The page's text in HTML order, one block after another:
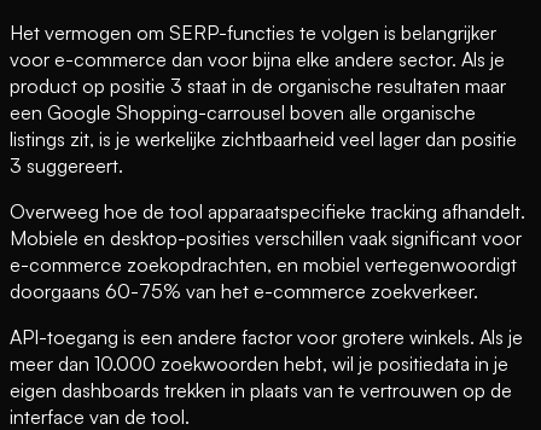
Het vermogen om SERP-functies te volgen is belangrijker
voor e-commerce dan voor bijna elke andere sector. Als je
product op positie 3 staat in de organische resultaten maar
een Google Shopping-carrousel boven alle organische
listings zit, is je werkelijke zichtbaarheid veel lager dan positie
3 suggereert.
Overweeg hoe de tool apparaatspecifieke tracking afhandelt.
Mobiele en desktop-posities verschillen vaak significant voor
e-commerce zoekopdrachten, en mobiel vertegenwoordigt
doorgaans 60-75% van het e-commerce zoekverkeer.
API-toegang is een andere factor voor grotere winkels. Als je
meer dan 10.000 zoekwoorden hebt, wil je positiedata in je
eigen dashboards trekken in plaats van te vertrouwen op de
interface van de tool.